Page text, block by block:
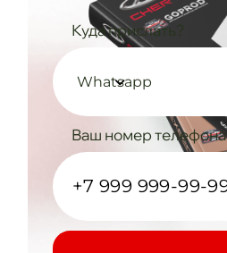
Куда прислать?
Whatsapp
Ваш номер телефона